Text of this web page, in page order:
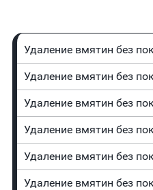
Удаление вмятин без
Удаление вмятин без
Удаление вмятин без
Удаление вмятин без
Удаление вмятин без
Удаление вмятин без